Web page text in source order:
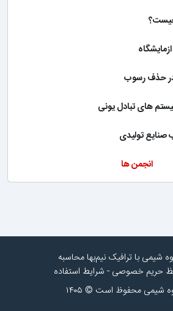
حذف رسوب
های تبادل یونی
تولیدی
انجمن ها
شیمی با ترافیک نیم‌بها محاسبه
حریم خصوصی - شرایط استفاده
شیمی محفوظ است © ۱۴۰۵